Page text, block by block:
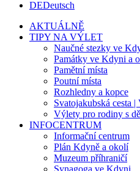
DEDeutsch
AKTUÁLNĚ
TIPY NA VÝLET
Naučné stezky ve
Památky ve Kdyni a
Pamětní místa
Poutní místa
Rozhledny a kopce
Svatojakubská cesta |
Výlety pro rodiny s
INFOCENTRUM
Informační centrum
Plán Kdyně a okolí
Muzeum příhraničí
Synagoga ve Kdyni